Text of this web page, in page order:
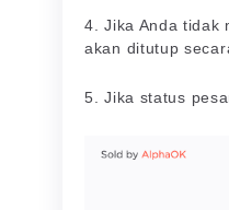
4. Jika Anda tidak
akan ditutup
5. Jika status